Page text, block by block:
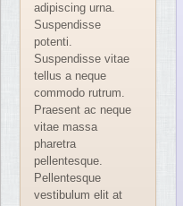
adipiscing urna.
Suspendisse
potenti.
Suspendisse vitae
tellus a neque
commodo rutrum.
Praesent ac neque
vitae massa
pharetra
pellentesque.
Pellentesque
vestibulum elit at